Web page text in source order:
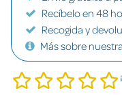
Recíbelo en 48
Recogida y
Más sobre nuestra